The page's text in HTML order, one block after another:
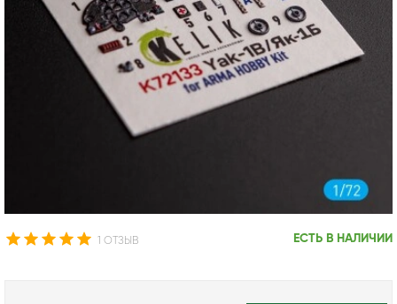
1 ОТЗЫВ ЕСТЬ В НАЛИЧИИ